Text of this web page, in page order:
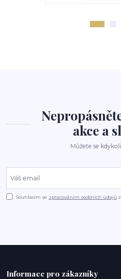
akce a
Můžete se
Souhlasím se zpracováním osobních údajů
Informace pro zákazníky